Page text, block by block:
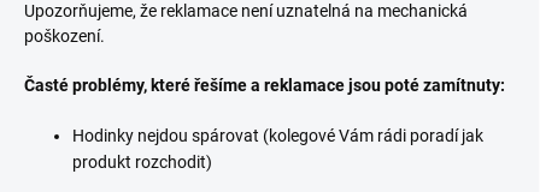
Upozorňujeme, že reklamace není uznatelná na mechanická
poškození.
Časté problémy, které řešíme a reklamace jsou poté zamítnuty:
Hodinky nejdou spárovat (kolegové Vám rádi poradí jak
produkt rozchodit)